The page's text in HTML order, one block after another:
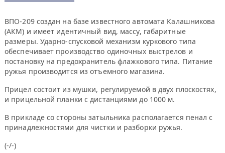
ВПО-209 создан на базе известного автомата Калашникова
(АКМ) и имеет идентичный вид, массу, габаритные
размеры. Ударно-спусковой механизм куркового типа
обеспечивает производство одиночных выстрелов и
постановку на предохранитель флажкового типа. Питание
ружья производится из отъемного магазина.
Прицел состоит из мушки, регулируемой в двух плоскостях,
и прицельной планки с дистанциями до 1000 м.
В прикладе со стороны затыльника располагается пенал с
принадлежностями для чистки и разборки ружья.
(-/-)